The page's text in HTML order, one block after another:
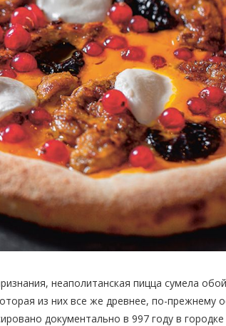
неаполитанская пицца сумела
из них все же древнее, по-прежнему
документально в 997 году в